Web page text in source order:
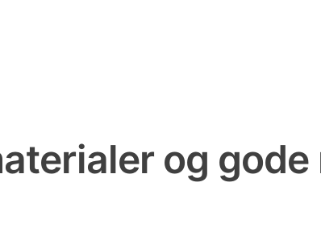
og gode